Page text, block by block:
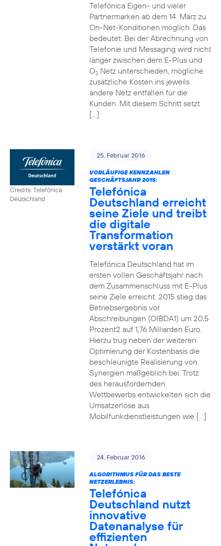
Telefónica Eigen- und vieler
Partnermarken ab dem 14. März zu
On-Net-Konditionen möglich. Das
bedeutet: Bei der Abrechnung von
Telefonie und Messaging wird nicht
länger zwischen dem E-Plus und
O2Netz unterschieden, mögliche
zusätzliche Kosten ins jeweils
andere Netz entfallen für die
Kunden. Mit diesem Schritt setzt
[…]
Credits: Telefónica
Deutschland
25. Februar 2016
VORLÄUFIGE KENNZAHLEN
GESCHÄFTSJAHR 2015:
Telefónica
Deutschland erreicht
seine Ziele und treibt
die digitale
Transformation
verstärkt voran
Telefónica Deutschland hat im
ersten vollen Geschäftsjahr nach
dem Zusammenschluss mit E-Plus
seine Ziele erreicht. 2015 stieg das
Betriebsergebnis vor
Abschreibungen (OIBDA1) um 20,5
Prozent2 auf 1,76 Milliarden Euro.
Hierzu trug neben der weiteren
Optimierung der Kostenbasis die
beschleunigte Realisierung von
Synergien maßgeblich bei. Trotz
des herausfordernden
Wettbewerbs entwickelten sich die
Umsatzerlöse aus
Mobilfunkdienstleistungen wie […]
24. Februar 2016
ALGORITHMUS FÜR DAS BESTE
NETZERLEBNIS:
Telefónica
Deutschland nutzt
innovative
Datenanalyse für
effizienten